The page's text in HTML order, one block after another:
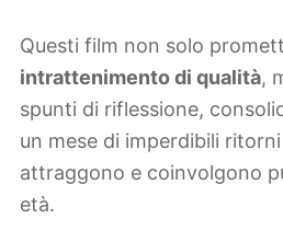
Questi film non solo
intrattenimento di qualità,
spunti di riflessione,
un mese di imperdibili
attraggono e coinvolgono
età.